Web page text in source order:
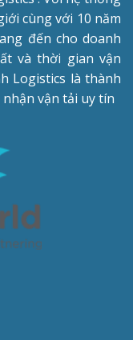
cùng với 10 năm
đến cho doanh
và thời gian vận
Logistics là thành
vận tải uy tín